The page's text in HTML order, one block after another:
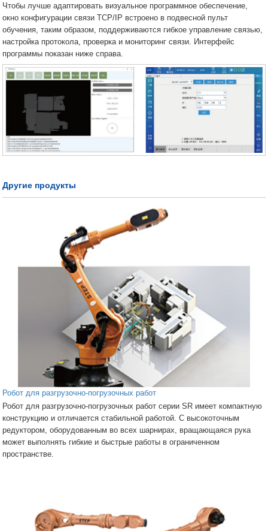
Чтобы лучше адаптировать визуальное программное обеспечение,
окно конфигурации связи TCP/IP встроено в подвесной пульт
обучения, таким образом, поддерживаются гибкое управление связью,
настройка протокола, проверка и мониторинг связи. Интерфейс
программы показан ниже справа.
Другие продукты
Робот для разгрузочно-погрузочных работ
Робот для разгрузочно-погрузочных работ серии SR имеет компактную
конструкцию и отличается стабильной работой. С высокоточным
редуктором, оборудованным во всех шарнирах, вращающаяся рука
может выполнять гибкие и быстрые работы в ограниченном
пространстве.